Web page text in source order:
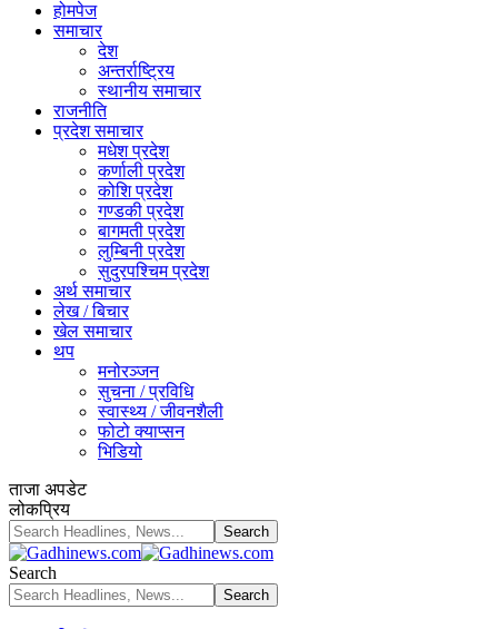
होमपेज
समाचार
देश
अन्तर्राष्ट्रिय
स्थानीय समाचार
राजनीति
प्रदेश समाचार
मधेश प्रदेश
कर्णाली प्रदेश
कोशि प्रदेश
गण्डकी प्रदेश
बागमती प्रदेश
लुम्बिनी प्रदेश
सुदुरपश्चिम प्रदेश
अर्थ समाचार
लेख / बिचार
खेल समाचार
थप
मनोरञ्जन
सुचना / प्रविधि
स्वास्थ्य / जीवनशैली
फोटो क्याप्सन
भिडियो
ताजा अपडेट
लोकप्रिय
Search